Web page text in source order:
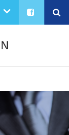
FACEBOOK